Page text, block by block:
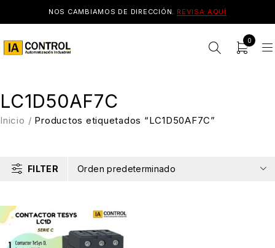
NOS CAMBIAMOS DE DIRECCIÓN. REVISA AQUÍ
0
LC1D50AF7C
Inicio / Productos etiquetados “LC1D50AF7C”
FILTER Orden predeterminado